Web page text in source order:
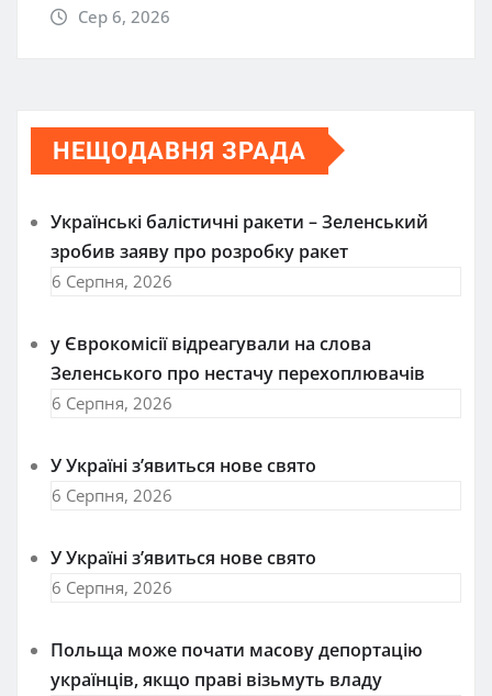
Сер 6, 2026
НЕЩОДАВНЯ ЗРАДА
Українські балістичні ракети – Зеленський
зробив заяву про розробку ракет
6 Серпня, 2026
у Єврокомісії відреагували на слова
Зеленського про нестачу перехоплювачів
6 Серпня, 2026
У Україні з’явиться нове свято
6 Серпня, 2026
У Україні з’явиться нове свято
6 Серпня, 2026
Польща може почати масову депортацію
українців, якщо праві візьмуть владу